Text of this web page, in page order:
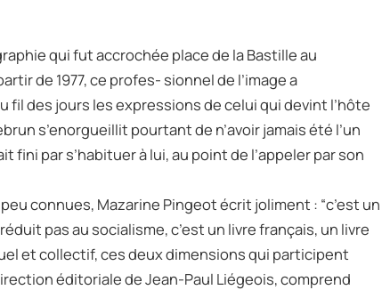
qui fut accrochée place de la Bastille au
de 1977, ce profes- sionnel de l’image a
des jours les expressions de celui qui devint l’hôte
s’enorgueillit pourtant de n’avoir jamais été l’un
fini par s’habituer à lui, au point de l’appeler par son
connues, Mazarine Pingeot écrit joliment : “c’est un
pas au socialisme, c’est un livre français, un livre
et collectif, ces deux dimensions qui participent
éditoriale de Jean-Paul Liégeois, comprend